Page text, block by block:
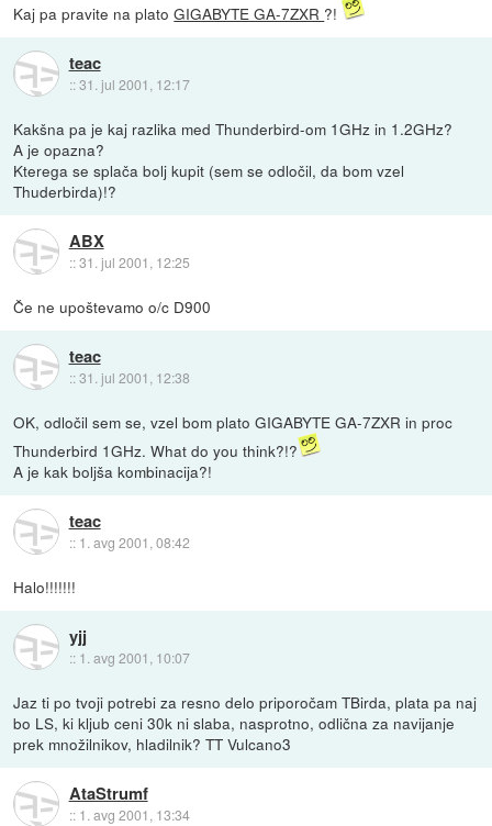
Kaj pa pravite na platoGIGABYTE GA-7ZXR ?!
teac
::31. jul 2001, 12:17
Kakšna pa je kaj razlika med Thunderbird-om 1GHz in 1.2GHz?
A je opazna?
Kterega se splača bolj kupit (sem se odločil, da bom vzel
Thuderbirda)!?
ABX
::31. jul 2001, 12:25
Če ne upoštevamo o/c D900
teac
::31. jul 2001, 12:38
OK, odločil sem se, vzel bom plato GIGABYTE GA-7ZXR in proc
Thunderbird 1GHz. What do you think?!?
A je kak boljša kombinacija?!
teac
:: 1. avg 2001, 08:42
Halo!!!!!!!
yjj
:: 1. avg 2001, 10:07
Jaz ti po tvoji potrebi za resno delo priporočam TBirda, plata pa naj
bo LS, ki kljub ceni 30k ni slaba, nasprotno, odlična za navijanje
prek množilnikov, hladilnik? TT Vulcano3
AtaStrumf
:: 1. avg 2001, 13:34